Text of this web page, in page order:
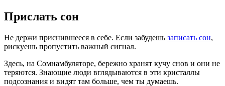
Прислать сон
Не держи приснившееся в себе. Если забудешь записать сон,
рискуешь пропустить важный сигнал.
Здесь, на Сомнамбуляторе, бережно хранят кучу снов и они не
теряются. Знающие люди вглядываются в эти кристаллы
подсознания и видят там больше, чем ты думаешь.